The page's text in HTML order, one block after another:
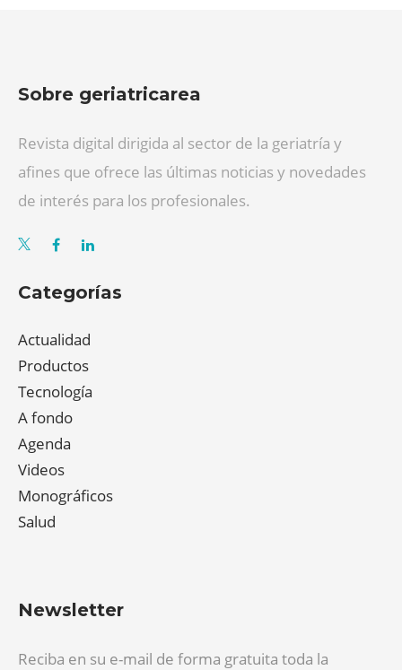
Sobre geriatricarea
Revista digital dirigida al sector de la geriatría y
afines que ofrece las últimas noticias y novedades
de interés para los profesionales.
Categorías
Actualidad
Productos
Tecnología
A fondo
Agenda
Videos
Monográficos
Salud
Newsletter
Reciba en su e-mail de forma gratuita toda la